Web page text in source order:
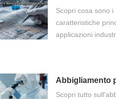
Scopri cosa sono
caratteristiche
applicazioni
Scopri tutto